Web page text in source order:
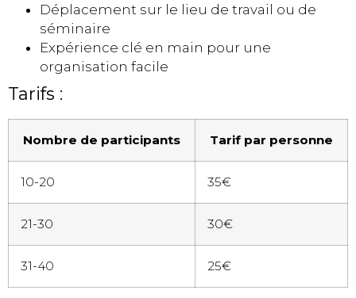
Déplacement sur le lieu de travail ou de
séminaire
Expérience clé en main pour une
organisation facile
Tarifs :
Nombre de participants Tarif par personne
10-20 35€
21-30 30€
31-40 25€